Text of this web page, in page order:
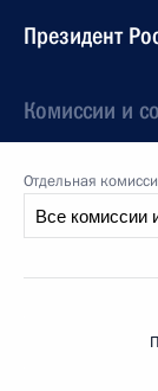
Президент
Комиссии и
Отдельная